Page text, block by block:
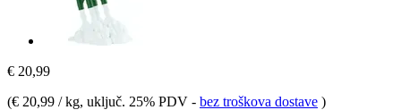
€ 20,99
(€ 20,99 / kg, uključ. 25% PDV - bez troškova dostave )